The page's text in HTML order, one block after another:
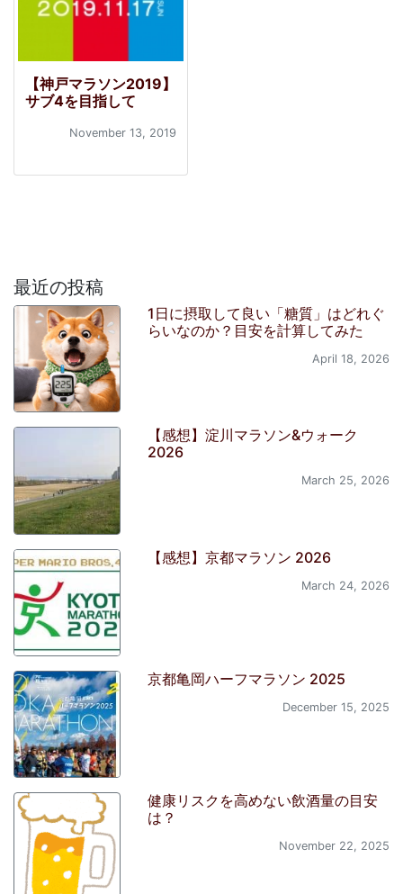
【神戸マラソン2019】
サブ4を目指して
November 13, 2019
最近の投稿
1日に摂取して良い「糖質」はどれぐ
らいなのか？目安を計算してみた
April 18, 2026
【感想】淀川マラソン&ウォーク
2026
March 25, 2026
【感想】京都マラソン 2026
March 24, 2026
京都亀岡ハーフマラソン 2025
December 15, 2025
健康リスクを高めない飲酒量の目安
は？
November 22, 2025